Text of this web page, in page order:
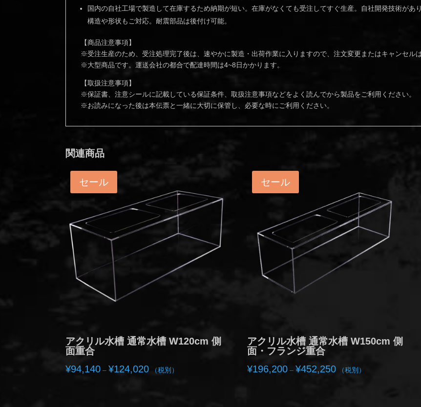
国内の自社工場で製造して在庫するため納期が短い。在庫がなくても受注してすぐ生産。自社開発技術があ
構造や形状もご対応。耐震部品は後付け可能。
【商品注意事項】
※受注生産のため、受注処理完了後は、速やかに製造・出荷作業に入りますので、注文変更またはキャンセル
※大型商品です。運送会社の都合で配達時間は4~8日かかります。
【取扱注意事項】
※保証書、注意シールに記載している保証条件、取扱注意事項などをよく読んでから製品をご利用ください。
※お読みになった後は本伝票と一緒に大切に保管し、必要な時にご利用ください。
関連商品
セール
アクリル水槽 通常水槽 W120cm 側
面重合
¥94,140 – ¥124,020価
（税別）
セール
アクリル水槽 通常水槽 W150cm 側
面・フランジ重合
¥196,200 – ¥452,250価
（税別）